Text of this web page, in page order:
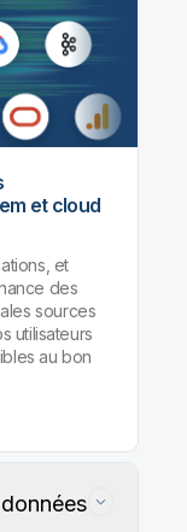
et cloud
et
des
sources
utilisateurs
au bon